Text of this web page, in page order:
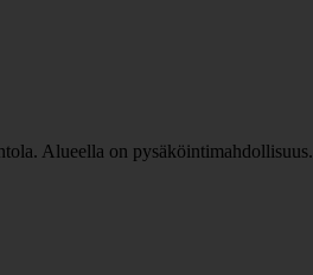
Alueella on pysäköintimahdollisuus.